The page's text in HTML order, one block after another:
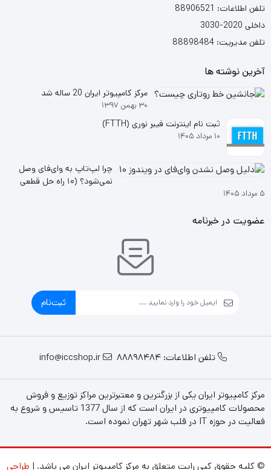
تلفن اطلاعات: 88906521
داخلی 2020-3030
تلفن مدیریت: 88898484
آخرین نوشته ها
مرکز کامپیوتر ایران 20 ساله شد
۳۰ بهمن ۱۳۹۷
ثبت نام اینترنت فیبر نوری (FTTH)
۱۰ مرداد ۱۴۰۵
چرا لپ‌تاپ به وای‌فای وصل
نمی‌شود؟ (۱۰ راه حل قطعی
۵ مرداد ۱۴۰۵
عضویت در خبرنامه
ثبت‌نام
تلفن اطلاعات: 88898484 info@iccshop.ir
مرکز کامپیوتر ایران یکی از بزرگترین و معتبرترین مراکز توزیع و فروش
محصولات کامپیوتری در ایران است که از سال 1377 تاسیس و شروع به
فعالیت در حوزه IT در قلب شهر تهران نموده است.
© کلیه حقوق کپی رایت متعلق به مرکز کامپیوتر ایران می باشد. | طراحی